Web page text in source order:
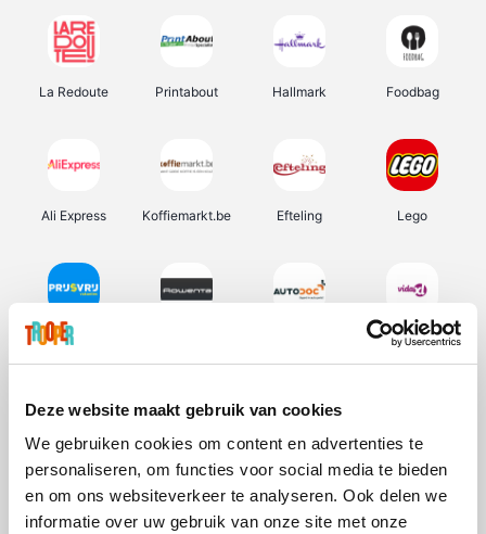
Deze website maakt gebruik van cookies
We gebruiken cookies om content en advertenties te
personaliseren, om functies voor social media te bieden
en om ons websiteverkeer te analyseren. Ook delen we
informatie over uw gebruik van onze site met onze
La Redoute Printabout Hallmark Foodbag
Ali Express Koffiemarkt.be Efteling Lego
Prijsvrij Vidaxl
Lampenlicht.be De Online Drogist Hotels.com Adidas